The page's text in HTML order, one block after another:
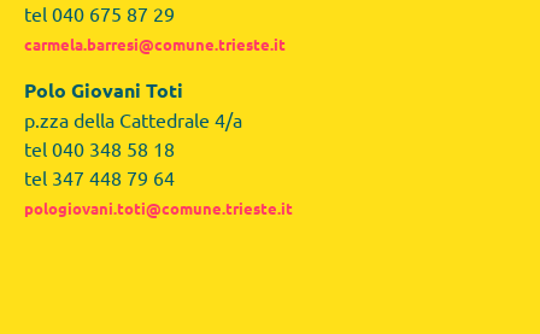
tel 040 675 87 29
carmela.barresi@comune.trieste.it
Polo Giovani Toti
p.zza della Cattedrale 4/a
tel 040 348 58 18
tel 347 448 79 64
pologiovani.toti@comune.trieste.it